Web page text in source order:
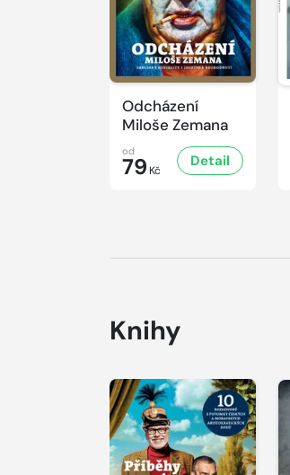
Odcházení
Miloše Zemana
od
79 Kč
Detail
Knihy